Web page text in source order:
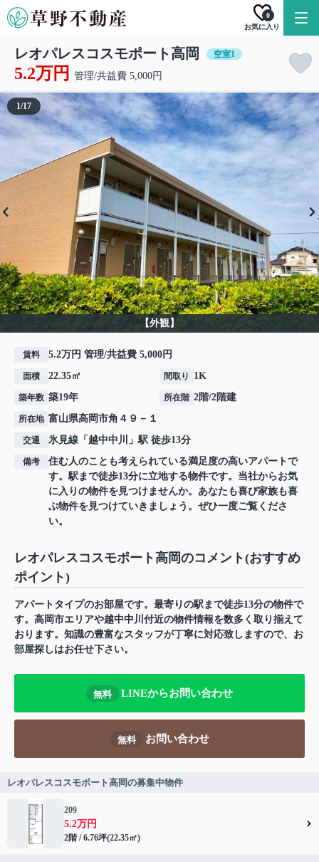
お気に入り
0
レオパレスコスモポート高岡 空室1
5.2万円 管理/共益費 5,000円
【外観】
1/17
賃料 5.2万円 管理/共益費 5,000円
面積 22.35㎡ 間取り 1K
築年数 築19年 所在階 2階/2階建
所在地 富山県高岡市角 ４９－１
交通 氷見線 「 越中中川 」駅 徒歩13分
備考
住む人のことも考えられている満足度の高いアパートで
す。駅まで徒歩13分に立地する物件です。当社からお気
に入りの物件を見つけませんか。あなたも喜び家族も喜
ぶ物件を見つけていきましょう。ぜひ一度ご覧くださ
い。
レオパレスコスモポート高岡のコメント(おすすめ
ポイント)
アパートタイプのお部屋です。最寄りの駅まで徒歩13分の物件で
す。高岡市エリアや越中中川付近の物件情報を数多く取り揃えて
おります。知識の豊富なスタッフが丁寧に対応致しますので、お
部屋探しはお任せ下さい。
無料 LINEからお問い合わせ
無料 お問い合わせ
レオパレスコスモポート高岡の募集中物件
209
5.2万円
2階 / 6.76坪(22.35㎡)